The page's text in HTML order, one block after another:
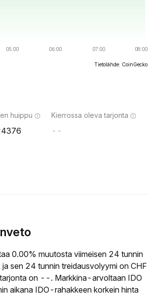
Tietolähde: CoinGecko
huippu Kierrossa oleva tarjonta
--
0.00% muutosta viimeisen 24 tunnin
sen 24 tunnin treidausvolyymi on CHF
on --. Markkina-arvoltaan IDO
aikana IDO-rahakkeen korkein hinta